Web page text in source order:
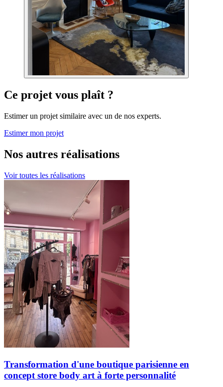
Ce projet vous plaît ?
Estimer un projet similaire avec un de nos experts.
Estimer mon projet
Nos autres réalisations
Voir toutes les réalisations
Transformation d'une boutique parisienne en
concept store body art à forte personnalité